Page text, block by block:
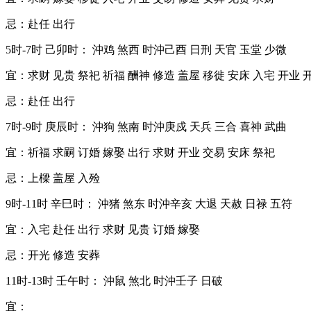
忌：赴任 出行
5时-7时 己卯时： 沖鸡 煞西 时沖己酉 日刑 天官 玉堂 少微
宜：求财 见贵 祭祀 祈福 酬神 修造 盖屋 移徙 安床 入宅 开业
忌：赴任 出行
7时-9时 庚辰时： 沖狗 煞南 时沖庚戍 天兵 三合 喜神 武曲
宜：祈福 求嗣 订婚 嫁娶 出行 求财 开业 交易 安床 祭祀
忌：上樑 盖屋 入殓
9时-11时 辛巳时： 沖猪 煞东 时沖辛亥 大退 天赦 日禄 五符
宜：入宅 赴任 出行 求财 见贵 订婚 嫁娶
忌：开光 修造 安葬
11时-13时 壬午时： 沖鼠 煞北 时沖壬子 日破
宜：